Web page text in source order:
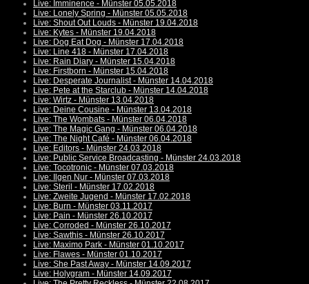
Live: Imminence - Münster 05.05.2018
Live: Lonely Spring - Münster 05.05.2018
Live: Shout Out Louds - Münster 19.04.2018
Live: Kytes - Münster 19.04.2018
Live: Dog Eat Dog - Münster 17.04.2018
Live: Line 418 - Münster 17.04.2018
Live: Rain Diary - Münster 15.04.2018
Live: Firstborn - Münster 15.04.2018
Live: Desperate Journalist - Münster 14.04.2018
Live: Pete at the Starclub - Münster 14.04.2018
Live: Wirtz - Münster 13.04.2018
Live: Deine Cousine - Münster 13.04.2018
Live: The Wombats - Münster 06.04.2018
Live: The Magic Gang - Münster 06.04.2018
Live: The Night Café - Münster 06.04.2018
Live: Editors - Münster 24.03.2018
Live: Public Service Broadcasting - Münster 24.03.2018
Live: Tocotronic - Münster 07.03.2018
Live: Ilgen Nur - Münster 07.03.2018
Live: Steril - Münster 17.02.2018
Live: Zweite Jugend - Münster 17.02.2018
Live: Burn - Münster 03.11.2017
Live: Pain - Münster 26.10.2017
Live: Corroded - Münster 26.10.2017
Live: Sawthis - Münster 26.10.2017
Live: Maximo Park - Münster 01.10.2017
Live: Flawes - Münster 01.10.2017
Live: She Past Away - Münster 14.09.2017
Live: Holygram - Münster 14.09.2017